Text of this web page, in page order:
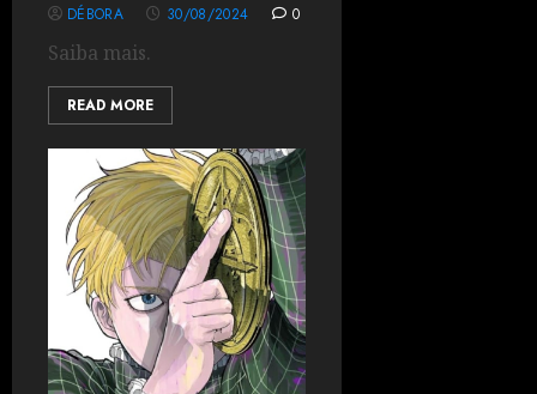
DÉBORA 30/08/2024 0
Saiba mais.
READ MORE